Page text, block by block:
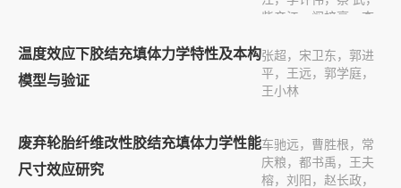
柴彦江，阚梓豪，李
温度效应下胶结充填体力学特性及本构
模型与验证
张超，宋卫东，郭进
平，王远，郭学庭，
王小林
废弃轮胎纤维改性胶结充填体力学性能
尺寸效应研究
车驰远，曹胜根，常
庆粮，都书禹，王夫
榕，刘阳，赵长政，